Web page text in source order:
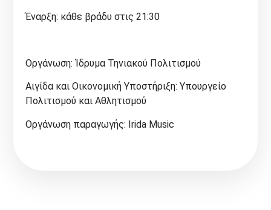
Έναρξη: κάθε βράδυ στις 21:30
Οργάνωση: Ίδρυμα Τηνιακού Πολιτισμού
Αιγίδα και Οικονομική Υποστήριξη: Υπουργείο
Πολιτισμού και Αθλητισμού
Οργάνωση παραγωγής: Irida Music